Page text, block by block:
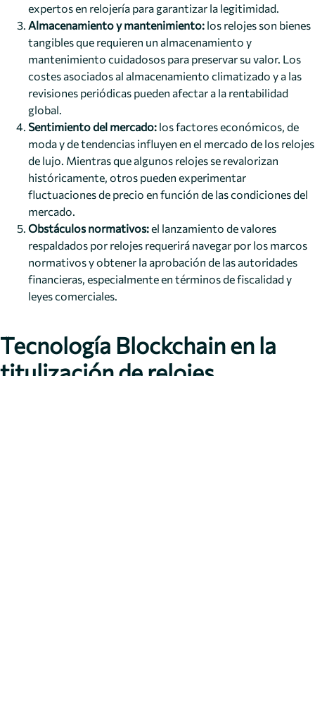
expertos en relojería para garantizar la legitimidad.
Almacenamiento y mantenimiento: los relojes son bienes
tangibles que requieren un almacenamiento y
mantenimiento cuidadosos para preservar su valor. Los
costes asociados al almacenamiento climatizado y a las
revisiones periódicas pueden afectar a la rentabilidad
global.
Sentimiento del mercado: los factores económicos, de
moda y de tendencias influyen en el mercado de los relojes
de lujo. Mientras que algunos relojes se revalorizan
históricamente, otros pueden experimentar
fluctuaciones de precio en función de las condiciones del
mercado.
Obstáculos normativos:el lanzamiento de valores
respaldados por relojes requerirá navegar por los marcos
normativos y obtener la aprobación de las autoridades
financieras, especialmente en términos de fiscalidad y
leyes comerciales.
Tecnología Blockchain en la
titulización de relojes